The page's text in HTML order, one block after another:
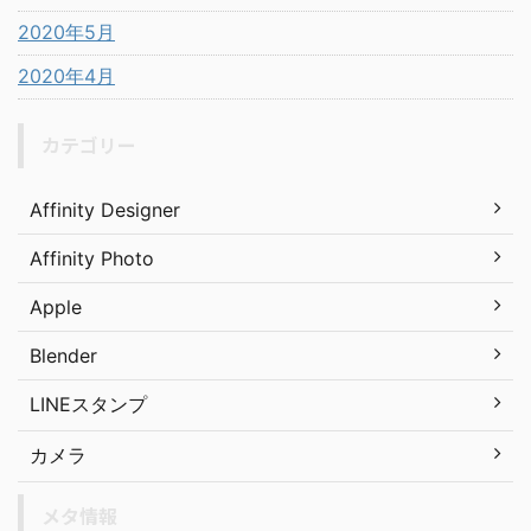
2020年5月
2020年4月
Affinity Designer
Affinity Photo
Apple
Blender
LINEスタンプ
カメラ